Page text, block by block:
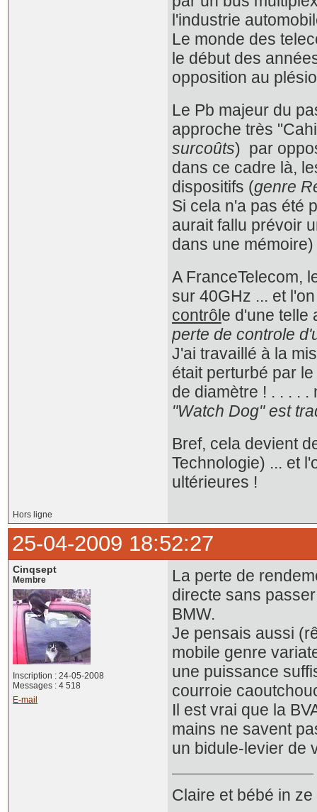
l'industrie
Le monde des
le début des
opposition au
Le Pb majeur du
approche très
surcoûts) par
dans ce cadre là,
dispositifs (genre
Si cela n'a pas été
aurait fallu prévoir
dans une mémoire)
A FranceTelecom,
sur 40GHz ... et
contrôle d'une telle
perte de controle
J'ai travaillé à la
était perturbé par
de diamètre ! . . . .
"Watch Dog" est
Bref, cela devient
Technologie) ... et
ultérieures !
Hors ligne
25-04-2009 18:52:27
Cinqsept
Membre
Inscription : 24-05-2008
Messages : 4 518
E-mail
La perte de
directe sans
BMW.
Je pensais aussi
mobile genre
une puissance
courroie
Il est vrai que la
mains ne savent
un bidule-levier de
Claire et bébé in